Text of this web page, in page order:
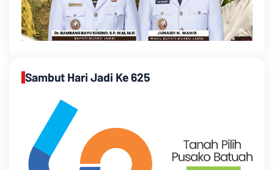
Sambut Hari Jadi Ke 625